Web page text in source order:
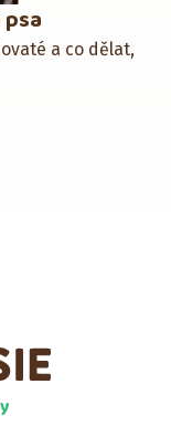
a co dělat,